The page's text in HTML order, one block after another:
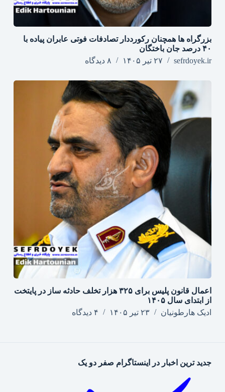
بزرگراه‌ ها همچنان رکورددار تصادفات فوتی عابران پیاده با
۴۰ درصد جان‌ باختگان
sefrdoyek.ir
۲۷ تیر ۱۴۰۵ ۸ دیدگاه
اعمال قانون پلیس برای ۳۲۵ هزار تخلف حادثه ساز در پایتخت
از ابتدای سال ۱۴۰۵
ادیک هارطونیان
۲۳ تیر ۱۴۰۵ ۴ دیدگاه
جدید ترین اخبار در اینستاگرام صفر دو یک